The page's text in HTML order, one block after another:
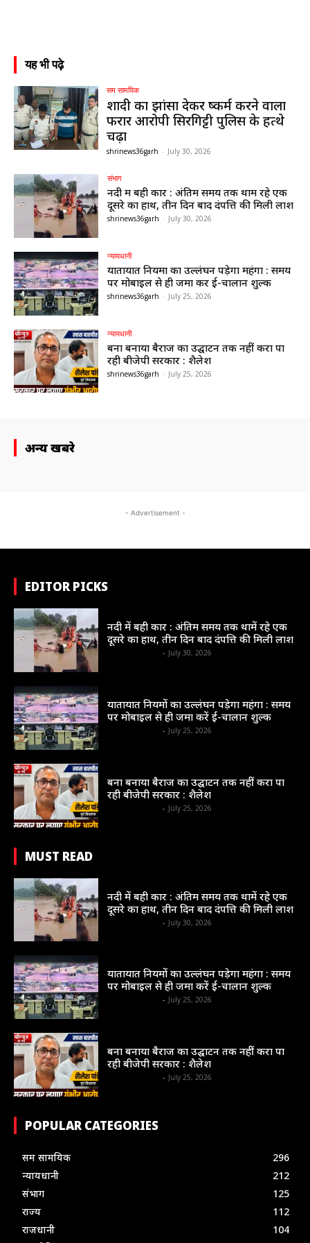
यह भी पढ़े
सम सामयिक
शादी का झांसा देकर दुष्कर्म करने वाला
फरार आरोपी सिरगिट्टी पुलिस के हत्थे
चढ़ा
shrinews36garh - July 30, 2026
संभाग
नदी में बही कार : अंतिम समय तक थामें रहे एक
दूसरे का हाथ, तीन दिन बाद दंपत्ति की मिली लाश
shrinews36garh - July 30, 2026
न्यायधानी
यातायात नियमों का उल्लंघन पड़ेगा महंगा : समय
पर मोबाइल से ही जमा करें ई-चालान शुल्क
shrinews36garh - July 25, 2026
न्यायधानी
बना बनाया बैराज का उद्घाटन तक नहीं करा पा
रही बीजेपी सरकार : शैलेश
shrinews36garh - July 25, 2026
अन्य खबरे
- Advertisement -
EDITOR PICKS
नदी में बही कार : अंतिम समय तक थामें रहे एक
दूसरे का हाथ, तीन दिन बाद दंपत्ति की मिली लाश
- July 30, 2026
यातायात नियमों का उल्लंघन पड़ेगा महंगा : समय
पर मोबाइल से ही जमा करें ई-चालान शुल्क
- July 25, 2026
बना बनाया बैराज का उद्घाटन तक नहीं करा पा
रही बीजेपी सरकार : शैलेश
- July 25, 2026
MUST READ
नदी में बही कार : अंतिम समय तक थामें रहे एक
दूसरे का हाथ, तीन दिन बाद दंपत्ति की मिली लाश
- July 30, 2026
यातायात नियमों का उल्लंघन पड़ेगा महंगा : समय
पर मोबाइल से ही जमा करें ई-चालान शुल्क
- July 25, 2026
बना बनाया बैराज का उद्घाटन तक नहीं करा पा
रही बीजेपी सरकार : शैलेश
- July 25, 2026
POPULAR CATEGORIES
सम सामयिक
296
न्यायधानी
212
संभाग
125
राज्य
112
राजधानी
104